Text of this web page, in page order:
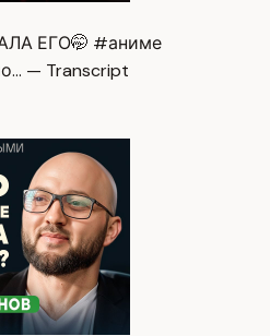
ЕГО🤭 #аниме
— Transcript